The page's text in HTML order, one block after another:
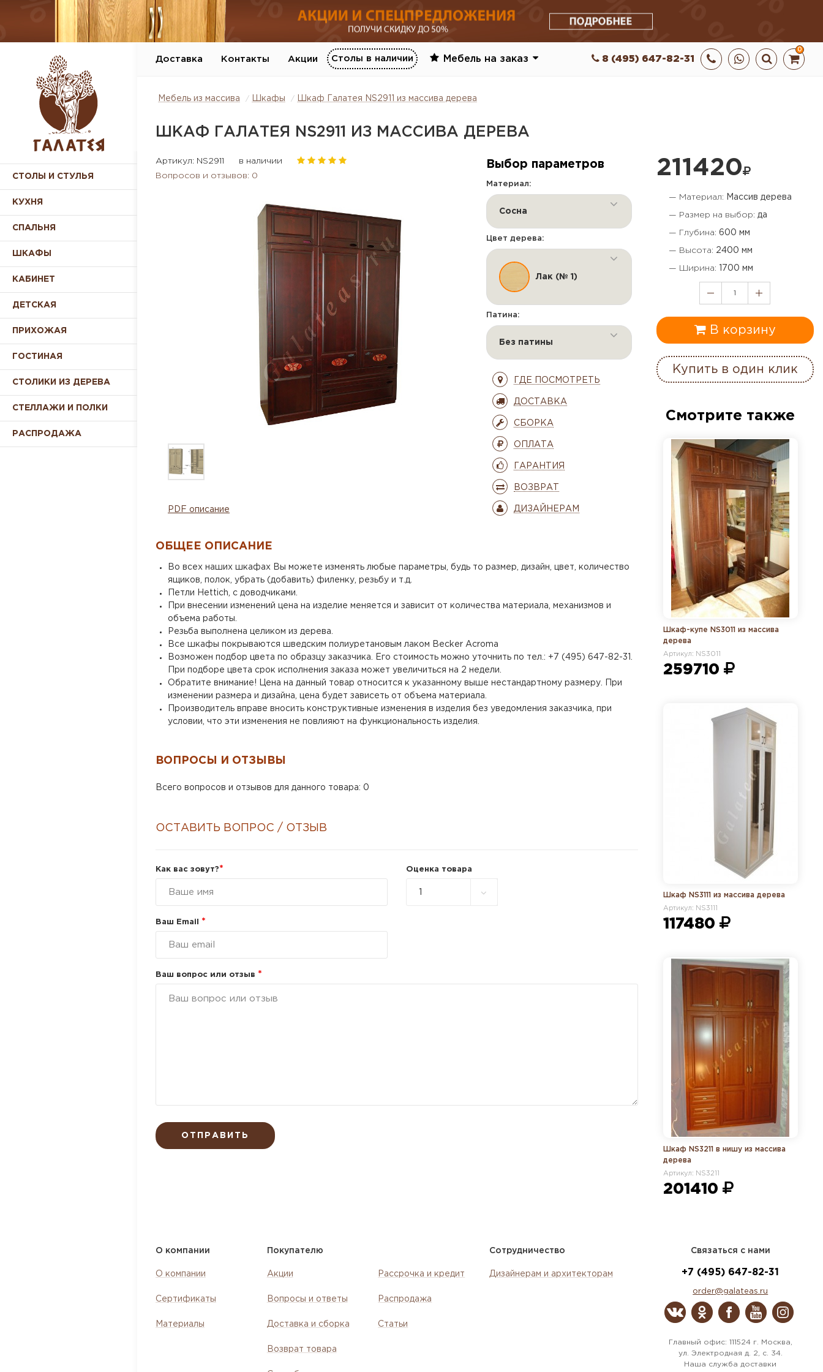
0
8 (495) 647-82-31
Доставка Контакты Акции Столы в наличии Мебель на заказ
СТОЛЫ И СТУЛЬЯ
КУХНЯ
СПАЛЬНЯ
ШКАФЫ
КАБИНЕТ
ДЕТСКАЯ
ПРИХОЖАЯ
ГОСТИНАЯ
СТОЛИКИ ИЗ ДЕРЕВА
СТЕЛЛАЖИ И ПОЛКИ
РАСПРОДАЖА
Мебель из массива Шкафы Шкаф Галатея NS2911 из массива дерева
ШКАФ ГАЛАТЕЯ NS2911 ИЗ МАССИВА ДЕРЕВА
Артикул: NS2911
в наличии
Вопросов и отзывов: 0
PDF описание
211420
— Материал: Массив дерева
— Размер на выбор: да
— Глубина: 600 мм
— Высота: 2400 мм
— Ширина: 1700 мм
1
В корзину
Купить в один клик
Выбор параметров
Материал:
Сосна
Цвет дерева:
Лак (№ 1)
Патина:
Без патины
ГДЕ ПОСМОТРЕТЬ
ДОСТАВКА
СБОРКА
ОПЛАТА
ГАРАНТИЯ
ВОЗВРАТ
ДИЗАЙНЕРАМ
ОБЩЕЕ ОПИСАНИЕ
Во всех наших шкафах Вы можете изменять любые параметры, будь то размер, дизайн, цвет, количество
ящиков, полок, убрать (добавить) филенку, резьбу и т.д.
Петли Hettich, с доводчиками.
При внесении изменений цена на изделие меняется и зависит от количества материала, механизмов и
объема работы.
Резьба выполнена целиком из дерева.
Все шкафы покрываются шведским полиуретановым лаком Becker Acroma
Возможен подбор цвета по образцу заказчика. Его стоимость можно уточнить по тел.: +7 (495) 647-82-31.
При подборе цвета срок исполнения заказа может увеличиться на 2 недели.
Обратите внимание! Цена на данный товар относится к указанному выше нестандартному размеру. При
изменении размера и дизайна, цена будет зависеть от объема материала.
Производитель вправе вносить конструктивные изменения в изделия без уведомления заказчика, при
условии, что эти изменения не повлияют на функциональность изделия.
ВОПРОСЫ И ОТЗЫВЫ
Всего вопросов и отзывов для данного товара: 0
ОСТАВИТЬ ВОПРОС / ОТЗЫВ
Как вас зовут?*
Ваш Email *
Оценка товара
Ваш вопрос или отзыв *
ОТПРАВИТЬ
Смотрите также
Шкаф-купе NS3011 из массива
дерева
Артикул: NS3011
259710
Шкаф NS3111 из массива дерева
Артикул: NS3111
117480
Шкаф NS3211 в нишу из массива
дерева
Артикул: NS3211
201410
О компании
О компании
Сертификаты
Материалы
Покупателю
Акции
Вопросы и ответы
Доставка и сборка
Возврат товара
Рассрочка и кредит
Распродажа
Статьи
Сотрудничество
Дизайнерам и архитекторам
Связаться с нами
+7 (495) 647-82-31
order@galateas.ru
Главный офис: 111524 г. Москва,
ул. Электродная д. 2, с. 34.
Наша служба доставки